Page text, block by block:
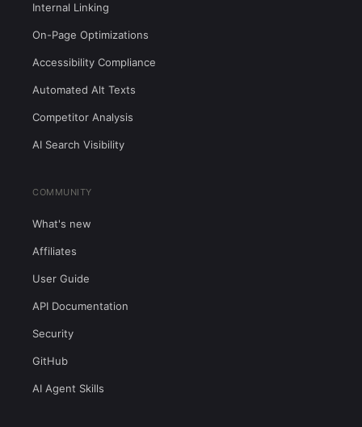
Internal Linking
On-Page Optimizations
Accessibility Compliance
Automated Alt Texts
Competitor Analysis
AI Search Visibility
COMMUNITY
What's new
Affiliates
User Guide
API Documentation
Security
GitHub
AI Agent Skills